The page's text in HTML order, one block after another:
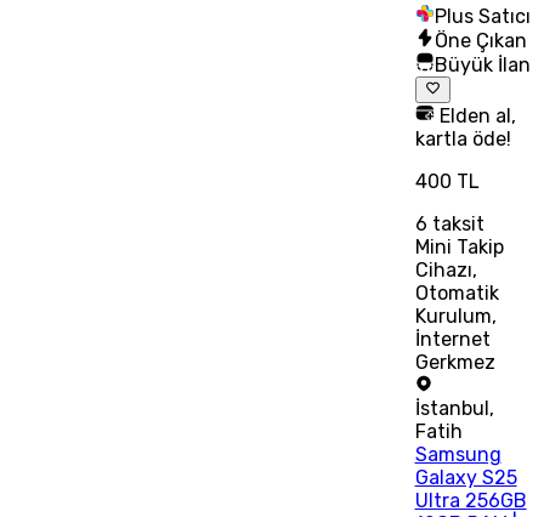
Plus Satıcı
Öne Çıkan
Büyük İlan
Elden al,
kartla öde!
400 TL
6 taksit
Mini Takip
Cihazı,
Otomatik
Kurulum,
İnternet
Gerkmez
İstanbul ,
Fatih
Samsung
Galaxy S25
Ultra 256GB